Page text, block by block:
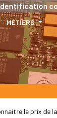
MÉTIERS
le prix de